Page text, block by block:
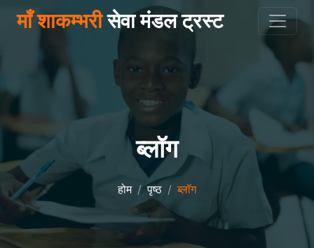
माँ शाकम्भरीसेवा मंडल ट्रस्ट
ब्लॉग
होम पृष्ठ ब्लॉग